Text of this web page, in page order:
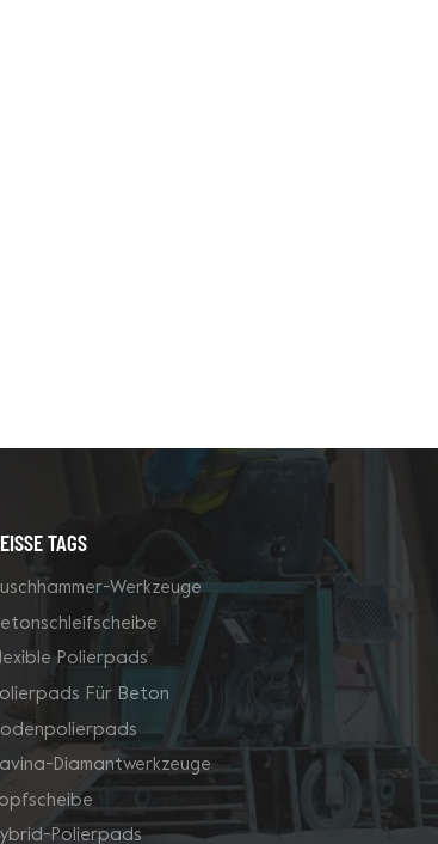
TAGS
Werkzeuge
Polierpads
Für Beton
Diamantwerkzeuge
Polierpads